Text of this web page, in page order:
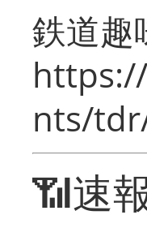
鉄道趣
nts/
📶速